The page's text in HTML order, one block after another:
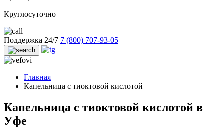
Круглосуточно
Поддержка 24/7 7 (800) 707-93-05
Главная
Капельница с тиоктовой кислотой
Капельница с тиоктовой кислотой в
Уфе